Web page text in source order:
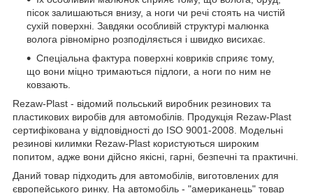
пісок залишаються внизу, а ноги чи речі стоять на чистій
сухій поверхні. Завдяки особливій структурі малюнка
волога рівномірно розподіляється і швидко висихає.
Спеціальна фактура поверхні ковриків сприяє тому,
що вони міцно тримаються підлоги, а ноги по ним не
ковзають.
Rezaw-Plast - відомий польський виробник резинових та
пластикових виробів для автомобілів. Продукція Rezaw-Plast
сертифікована у відповідності до ISO 9001-2008. Модельні
резинові килимки Rezaw-Plast користуються широким
попитом, адже вони дійсно якісні, гарні, безпечні та практичні.
Даний товар підходить для автомобілів, виготовлених для
європейського ринку. На автомобіль - "американець" товар